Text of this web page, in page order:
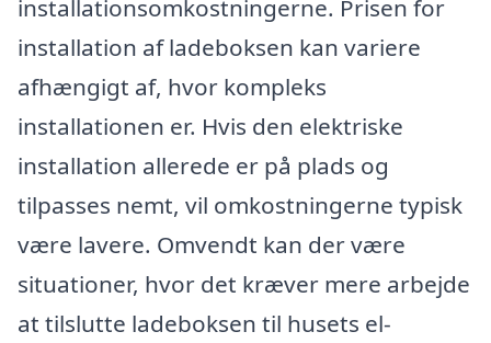
installationsomkostningerne. Prisen for
installation af ladeboksen kan variere
afhængigt af, hvor kompleks
installationen er. Hvis den elektriske
installation allerede er på plads og
tilpasses nemt, vil omkostningerne typisk
være lavere. Omvendt kan der være
situationer, hvor det kræver mere arbejde
at tilslutte ladeboksen til husets el-